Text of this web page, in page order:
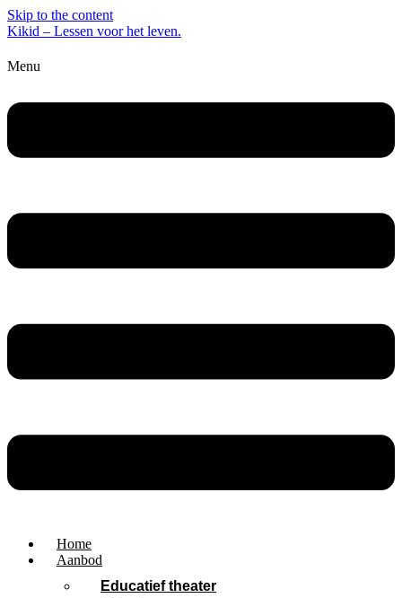
Skip to the content
Kikid – Lessen voor het leven.
Menu
Home
Aanbod
Educatief theater